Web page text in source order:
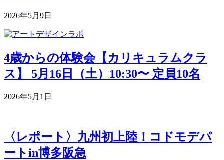
2026年5月9日
4歳からの体験会【カリキュラムクラ
ス】 5月16日（土）10:30〜 定員10名
2026年5月1日
〈レポート〉九州初上陸！コドモデパ
ートin博多阪急